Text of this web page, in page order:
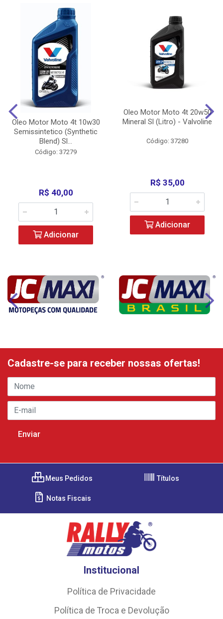
Oleo Motor Moto 4t 10w30
Semissintetico (Synthetic
Blend) Sl...
Código: 37279
R$ 40,00
Adicionar
Oleo Motor Moto 4t 20w50
Mineral Sl (Litro) - Valvoline
Código: 37280
R$ 35,00
Adicionar
Cadastre-se para receber nossas ofertas!
Meus Pedidos Títulos
Notas Fiscais
Institucional
Política de Privacidade
Política de Troca e Devolução